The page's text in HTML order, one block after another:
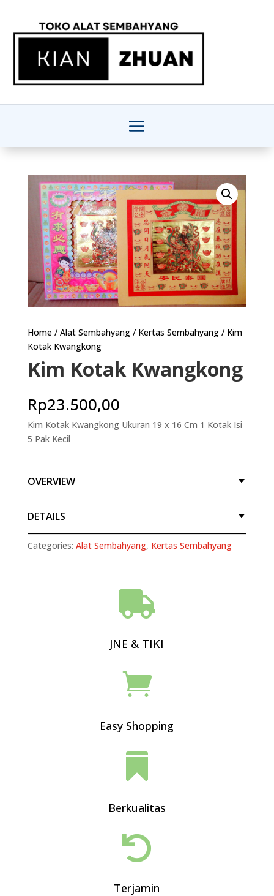
Home/ Alat Sembahyang/ Kertas Sembahyang/ Kim
Kotak Kwangkong
Kim Kotak Kwangkong
Rp23.500,00
Kim Kotak Kwangkong Ukuran 19 x 16 Cm 1 Kotak Isi
5 Pak Kecil
OVERVIEW
DETAILS
Categories: Alat Sembahyang, Kertas Sembahyang

JNE & TIKI

Easy Shopping

Berkualitas

Terjamin